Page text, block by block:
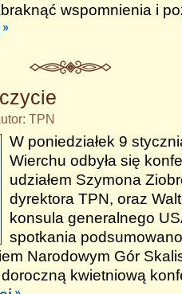
wspomnienia i
TPN
W poniedziałek 9
Wierchu odbyła się
udziałem Szymona
dyrektora TPN, oraz
konsula generalnego
spotkania
Narodowym Gór
kwietniową